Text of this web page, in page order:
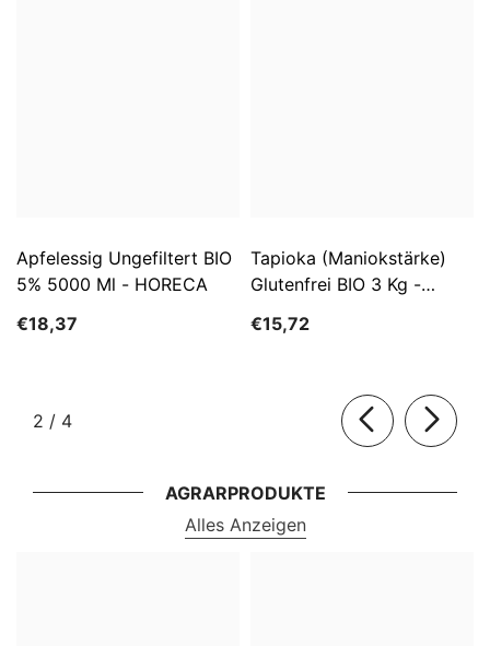
Apfelessig Ungefiltert BIO
5% 5000 Ml - HORECA
€18,37
Tapioka (Maniokstärke)
Glutenfrei BIO 3 Kg -
€15,72
2 / von
4
AGRARPRODUKTE
Alles Anzeigen